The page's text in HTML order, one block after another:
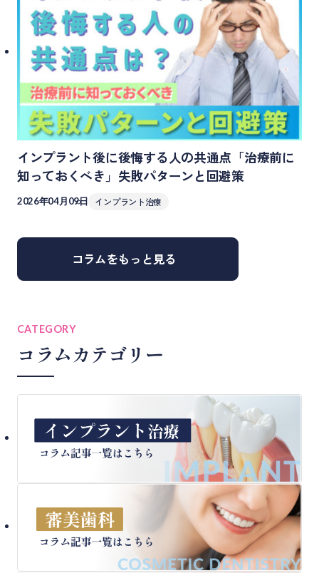
インプラント後に後悔する人の共通点「治療前に
知っておくべき」失敗パターンと回避策
2026年04月09日 インプラント治療
コラムをもっと見る
CATEGORY
コラムカテゴリー